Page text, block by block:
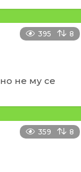
395 8
не му се
359 8